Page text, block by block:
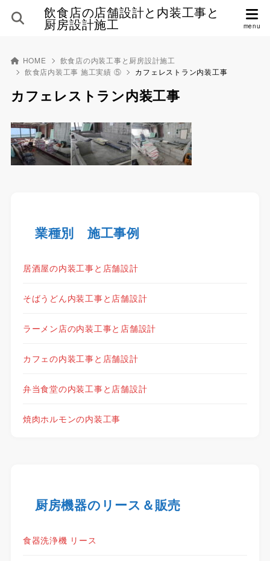
飲食店の店舗設計と内装工事と
厨房設計施工
HOME
飲食店の内装工事と厨房設計施工
飲食店内装工事 施工実績 ⑤
カフェレストラン内装工事
カフェレストラン内装工事
業種別 施工事例
居酒屋の内装工事と店舗設計
そばうどん内装工事と店舗設計
ラーメン店の内装工事と店舗設計
カフェの内装工事と店舗設計
弁当食堂の内装工事と店舗設計
焼肉ホルモンの内装工事
厨房機器のリース＆販売
食器洗浄機 リース